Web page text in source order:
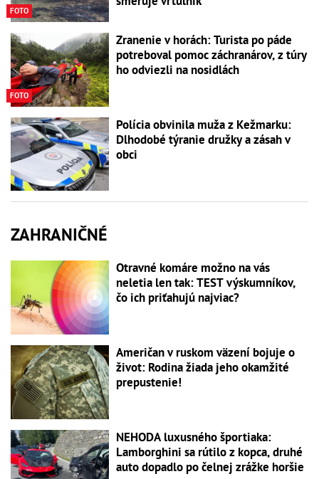
FOTO
FOTO
Zranenie v horách: Turista po páde
potreboval pomoc záchranárov, z túry
ho odviezli na nosidlách
Polícia obvinila muža z Kežmarku:
Dlhodobé týranie družky a zásah v
obci
ZAHRANIČNÉ
Otravné komáre možno na vás
neletia len tak: TEST výskumníkov,
čo ich priťahujú najviac?
Američan v ruskom väzení bojuje o
život: Rodina žiada jeho okamžité
prepustenie!
NEHODA luxusného športiaka:
Lamborghini sa rútilo z kopca, druhé
auto dopadlo po čelnej zrážke horšie